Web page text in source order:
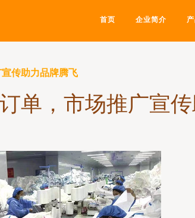
首页 企业简介
传助力品牌腾飞
单，市场推广宣